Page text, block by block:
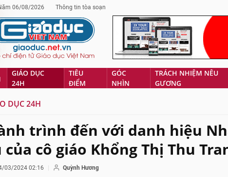
06/08/2026 Thông tin tòa soạn
GIÁO DỤC
24H
TIÊU
ĐIỂM
GÓC
NHÌN
TRÁCH NHIỆM NÊU
GƯƠNG
DỤC 24H
trình đến với danh hiệu
cô giáo Khổng Thị Thu
03/2024 02:16 Quỳnh Hương